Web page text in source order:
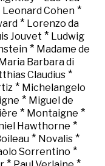
Leonard Cohen*
* Lorenzo da
Jouvet * Ludwig
* Madame de
Maria Barbara di
Claudius*
* Michelangelo
* Miguel de
* Montaigne *
Hawthorne *
* Novalis *
Sorrentino *